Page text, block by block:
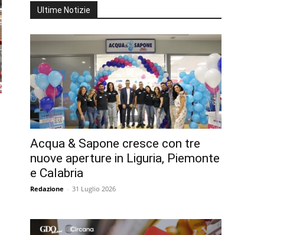
Ultime Notizie
Acqua & Sapone cresce con tre
nuove aperture in Liguria, Piemonte
e Calabria
Redazione - 31 Luglio 2026